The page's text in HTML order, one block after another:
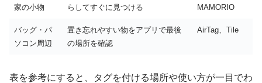
家の小物
らしてすぐに見つける
MAMORIO
バッグ・パ
ソコン周辺
置き忘れやすい物をアプリで最後
の場所を確認
AirTag、Tile
表を参考にすると、タグを付ける場所や使い方が一目でわ